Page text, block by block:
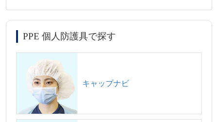
PPE 個人防護具で探す
キャップナビ